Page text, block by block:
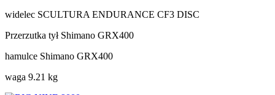
widelec SCULTURA ENDURANCE CF3 DISC
Przerzutka tył Shimano GRX400
hamulce Shimano GRX400
waga 9.21 kg